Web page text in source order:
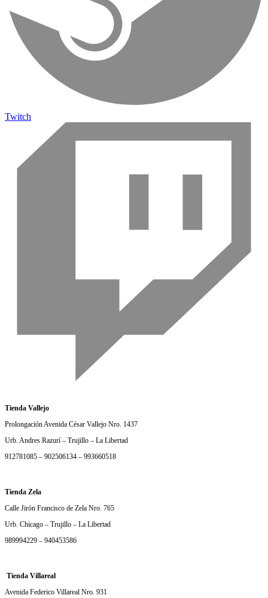
Twitch
Tienda Vallejo
Prolongación Avenida César Vallejo Nro. 1437
Urb. Andres Razurí – Trujillo – La Libertad
912781085 – 902506134 – 993660518
Tienda Zela
Calle Jirón Francisco de Zela Nro. 765
Urb. Chicago – Trujillo – La Libertad
989994229 – 940453586
Tienda Villareal
Avenida Federico Villareal Nro. 931